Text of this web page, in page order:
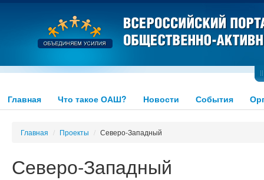
Главная Что такое ОАШ? Новости События
Главная / Проекты / Северо-Западный
Северо-Западный